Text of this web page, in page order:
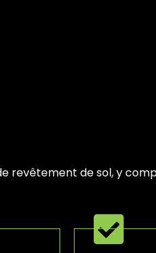
revêtement de sol, y